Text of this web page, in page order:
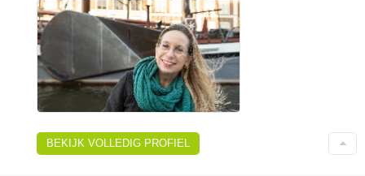
BEKIJK VOLLEDIG PROFIEL